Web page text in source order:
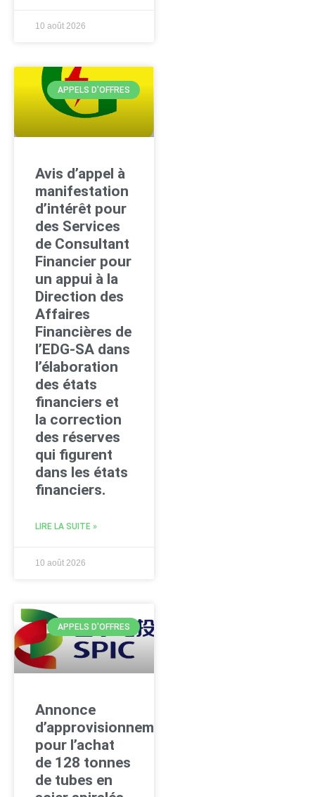
10 août 2026
APPELS D'OFFRES
Avis d’appel à
manifestation
d’intérêt pour
des Services
de Consultant
Financier pour
un appui à la
Direction des
Affaires
Financières de
l’EDG-SA dans
l’élaboration
des états
financiers et
la correction
des réserves
qui figurent
dans les états
financiers.
LIRE LA SUITE »
10 août 2026
APPELS D'OFFRES
Annonce
d’approvisionnement
pour l’achat
de 128 tonnes
de tubes en